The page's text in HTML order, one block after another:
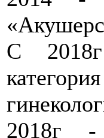
С
2018г -